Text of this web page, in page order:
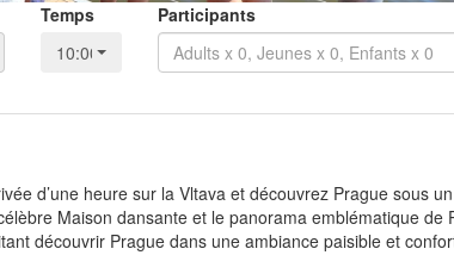
Temps
10:00
Participants
d’une heure sur la Vltava et découvrez Prague
Maison dansante et le panorama emblématique
découvrir Prague dans une ambiance paisible et